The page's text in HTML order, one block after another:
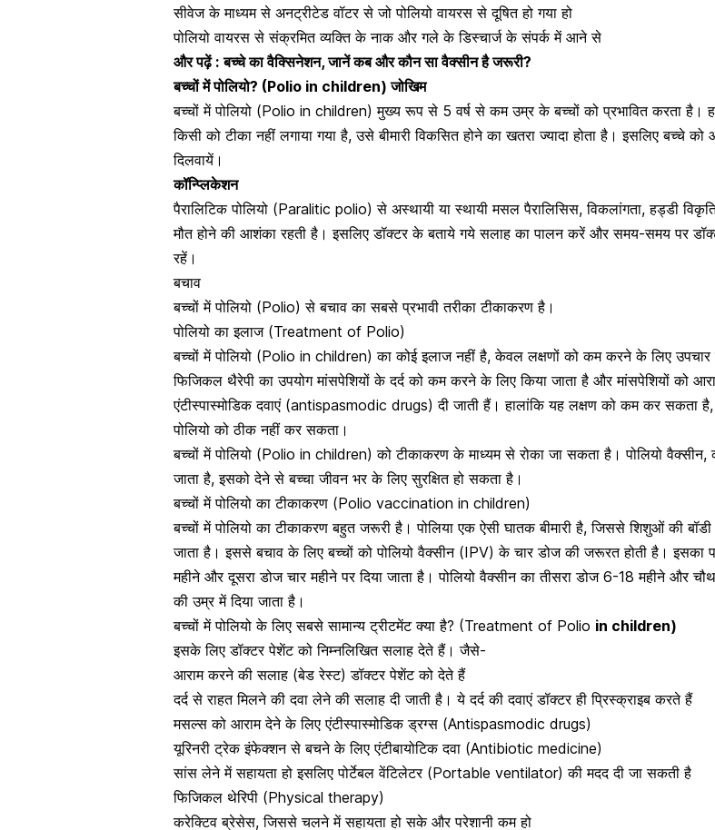
सीवेज के माध्यम से अनट्रीटेड वॉटर से जो पोलियो वायरस से दूषित हो गया हो
पोलियो वायरस से संक्रमित व्यक्ति के नाक और गले के डिस्चार्ज के संपर्क में आने से
और पढ़ें : बच्चे का वैक्सिनेशन, जानें कब और कौन सा वैक्सीन है जरूरी?
बच्चों में पोलियो? (Polio in children) जोखिम
बच्चों में पोलियो (Polio in children) मुख्य रूप से 5 वर्ष से कम उम्र के बच्चों को प्रभावित करता है।
किसी कोटीका नहीं लगाया गया है, उसे बीमारी विकसित होने का खतरा ज्यादा होता है। इसलिए बच्चे
दिलवायें।
कॉन्प्लिकेशन
पैरालिटिक पोलियो (Paralitic polio)से अस्थायी या स्थायी मसल पैरालिसिस,विकलांगता, हड्डी
मौत होने की आशंका रहती है। इसलिए डॉक्टर के बताये गये सलाह का पालन करें और समय-समय पर
रहें।
बचाव
बच्चों में पोलियो (Polio) से बचाव का सबसे प्रभावी तरीकाटीकाकरण है।
पोलियो का इलाज (Treatment of Polio)
बच्चों में पोलियो (Polio in children)का कोई इलाज नहीं है, केवल लक्षणों को कम करने के लिए
फिजिकल थैरेपी का उपयोगमांसपेशियों के दर्दको कम करने के लिए किया जाता है औरमांसपेशियों को
एंटीस्पास्मोडिक दवाएं (antispasmodic drugs) दी जाती हैं। हालांकि यह लक्षण को कम कर सकता है,
पोलियो को ठीक नहीं कर सकता।
बच्चों में पोलियो (Polio in children) को टीकाकरण के माध्यम से रोका जा सकता है। पोलियो वैक्सीन,
जाता है, इसको देने से बच्चा जीवन भर के लिए सुरक्षित हो सकता है।
बच्चों में पोलियो का टीकाकरण (Polio vaccination in children)
बच्चों में पोलियो का टीकाकरण बहुत जरूरी है। पोलिया एक ऐसी घातक बीमारी है, जिससेशिशुओंकी
जाता है। इससे बचाव के लिए बच्चों को पोलियो वैक्सीन (IPV) के चार डोज की जरूरत होती है। इसका
महीने और दूसरा डोज चार महीने पर दिया जाता है। पोलियो वैक्सीन का तीसरा डोज 6-18 महीने और
की उम्र में दिया जाता है।
बच्चों में पोलियो के लिए सबसे सामान्य ट्रीटमेंट क्या है? (Treatment of Polio in children)
इसके लिए डॉक्टर पेशेंट को निम्नलिखित सलाह देते हैं। जैसे-
आराम करने की सलाह (बेड रेस्ट) डॉक्टर पेशेंट को देते हैं
दर्द से राहत मिलने की दवा लेने की सलाह दी जाती है। ये दर्द की दवाएं डॉक्टर ही प्रिस्क्राइब करते हैं
मसल्स को आराम देने के लिए एंटीस्पास्मोडिक ड्रग्स (Antispasmodic drugs)
यूरिनरी ट्रेक इंफेक्शन से बचने के लिए एंटीबायोटिक दवा (Antibiotic medicine)
सांस लेने में सहायता हो इसलिए पोर्टेबल वेंटिलेटर (Portable ventilator) की मदद दी जा सकती है
फिजिकल थेरिपी (Physical therapy)
करेक्टिव ब्रेसेस, जिससे चलने में सहायता हो सके और परेशानी कम हो